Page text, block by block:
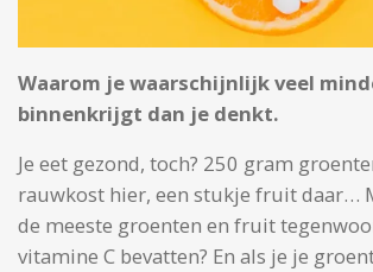
Waarom je waarschijnlijk veel
binnenkrijgt dan je denkt.
Je eet gezond, toch? 250 gram
rauwkost hier, een stukje fruit daar…
de meeste groenten en fruit
vitamine C bevatten? En als je je